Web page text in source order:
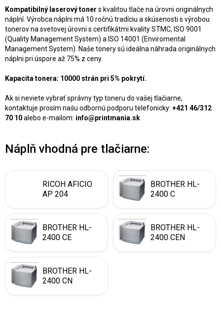
Kompatibilný laserový toner s kvalitou tlače na úrovni originálnych
náplní. Výrobca náplni má 10 ročnú tradíciu a skúsenosti s výrobou
tonerov na svetovej úrovni s certifikátmi kvality STMC, ISO 9001
(Quality Management System) a ISO 14001 (Enviromental
Management System). Naše tonery sú ideálna náhrada originálnych
náplni pri úspore až 75% z ceny.
Kapacita tonera: 10000 strán pri 5% pokrytí.
Ak si neviete vybrať správny typ toneru do vašej tlačiarne,
kontaktuje prosím našu odbornú podporu telefonicky: +421 46/312
70 10alebo e-mailom: info@printmania.sk
Náplň vhodná pre tlačiarne:
RICOH AFICIO
AP 204
BROTHER HL-
2400 C
BROTHER HL-
2400 CE
BROTHER HL-
2400 CEN
BROTHER HL-
2400 CN